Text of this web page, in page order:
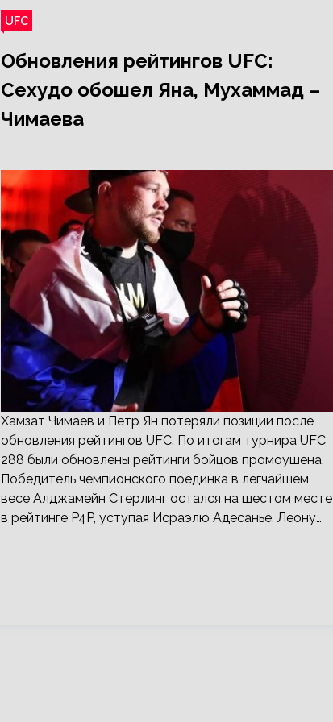
UFC
Обновления рейтингов UFC:
Сехудо обошел Яна, Мухаммад –
Чимаева
Хамзат Чимаев и Петр Ян потеряли позиции после
обновления рейтингов UFC. По итогам турнира UFC
288 были обновлены рейтинги бойцов промоушена.
Победитель чемпионского поединка в легчайшем
весе Алджамейн Стерлинг остался на шестом месте
в рейтинге P4P, уступая Исраэлю Адесанье, Леону…